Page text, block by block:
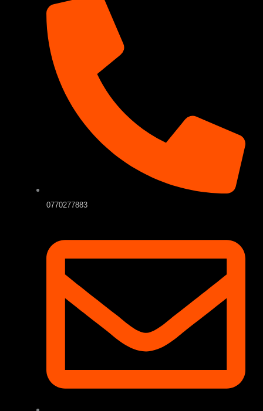
0770277883